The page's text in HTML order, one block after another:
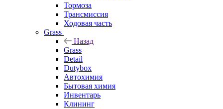
Тормоза
Трансмиссия
Ходовая часть
Grass
Назад
Grass
Detail
Dutybox
Автохимия
Бытовая химия
Инвентарь
Клининг